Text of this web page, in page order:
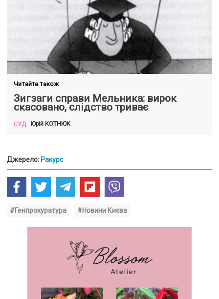
Читайте також
Зигзаги справи Мельника: вирок
скасовано, слідство триває
СУД Юрій КОТНЮК
Джерело: Ракурс
#Генпрокуратура #Новини Києва